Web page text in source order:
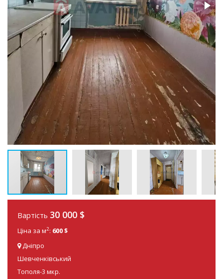
Вартість 30 000 $
Ціна за м2: 600 $
Дніпро
Шевченківський
Тополя-3 мкр.